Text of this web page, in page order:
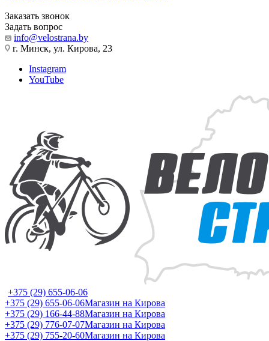
Заказать звонок
Задать вопрос
info@velostrana.by
г. Минск, ул. Кирова, 23
Instagram
YouTube
+375 (29) 655-06-06
+375 (29) 655-06-06Магазин на Кирова
+375 (29) 166-44-88Магазин на Кирова
+375 (29) 776-07-07Магазин на Кирова
+375 (29) 755-20-60Магазин на Кирова